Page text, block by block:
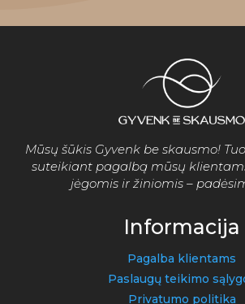
Mūsų šūkis Gyvenk be skausmo!
suteikiant pagalbą mūsų
jėgomis ir žiniomis –
Informacija
Pagalba klientams
Paslaugų teikimo
Privatumo politika